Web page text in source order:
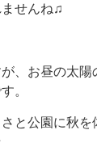
せんね♫
、お昼の太陽
。
と公園に秋